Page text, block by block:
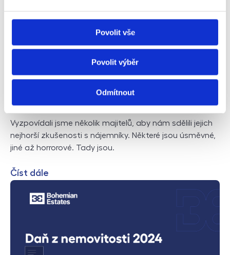
Povolit vše
Povolit výběr
Odmítnout
Reálné zkušenosti s nájemníky
Vyzpovídali jsme několik majitelů, aby nám sdělili jejich
nejhorší zkušenosti s nájemníky. Některé jsou úsměvné,
jiné až horrorové. Tady jsou.
Číst dále